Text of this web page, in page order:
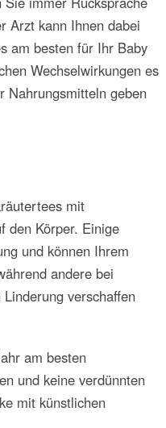
Arzt kann Ihnen dabei
am besten für Ihr Baby
Wechselwirkungen es
Nahrungsmitteln geben
mit
den Körper. Einige
und können Ihrem
andere bei
verschaffen
am besten
und keine verdünnten
mit künstlichen